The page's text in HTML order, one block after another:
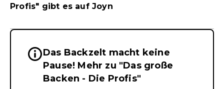
Profis" gibt es auf Joyn
Wichtige Hinweise &
Das Backzelt macht keine
Pause! Mehr zu "Das große
Backen - Die Profis"